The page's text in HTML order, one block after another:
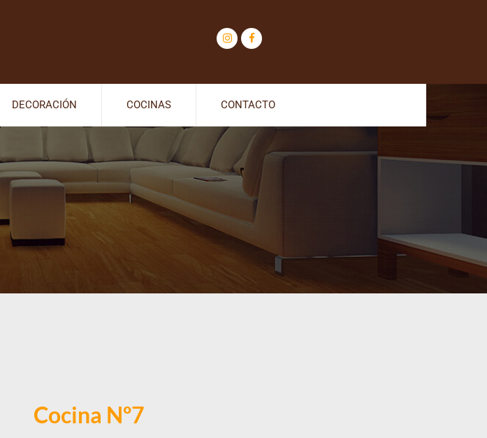
DECORACIÓN COCINAS CONTACTO
Cocina Nº7